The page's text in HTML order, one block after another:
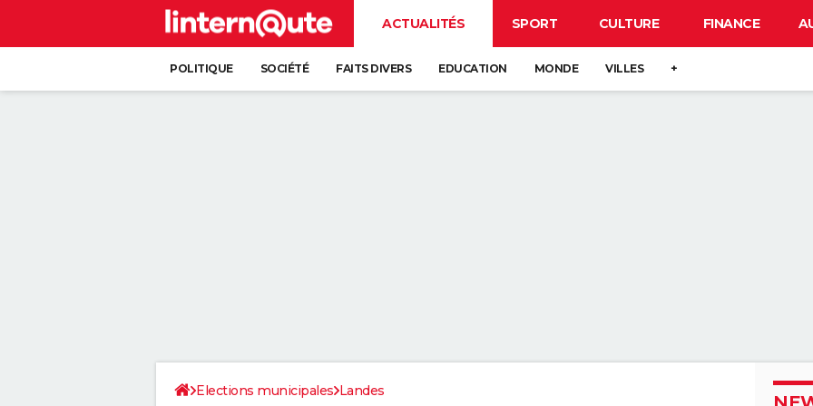
ACTUALITÉS SPORT CULTURE FINANCE
POLITIQUE SOCIÉTÉ FAITS DIVERS EDUCATION MONDE VILLES +
Elections municipales Landes